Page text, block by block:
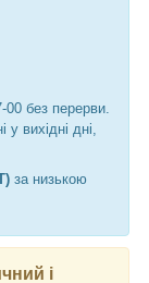
00 без перерви.
вихідні дні,
за низькою
і